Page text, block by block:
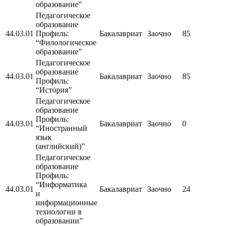
образование”
44.03.01
Педагогическое
образование
Профиль:
“Филологическое
образование”
Бакалавриат Заочно 85
44.03.01
Педагогическое
образование
Профиль:
“История”
Бакалавриат Заочно 85
44.03.01
Педагогическое
образование
Профиль:
“Иностранный
язык
(английский)”
Бакалавриат Заочно 0
44.03.01
Педагогическое
образование
Профиль:
“Информатика
и
информационные
технологии в
образовании”
Бакалавриат Заочно 24